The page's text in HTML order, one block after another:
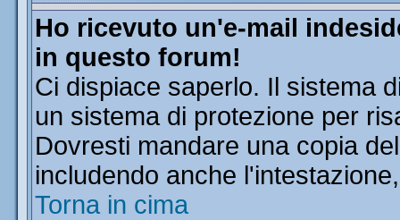
Ho ricevuto un'e-mail
in questo forum!
Ci dispiace saperlo. Il sistema
un sistema di protezione per
Dovresti mandare una copia
includendo anche
Torna in cima